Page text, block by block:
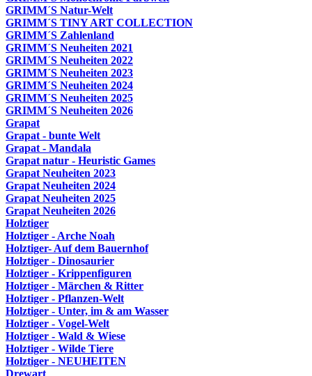
GRIMM´S Natur-Welt
GRIMM´S TINY ART COLLECTION
GRIMM´S Zahlenland
GRIMM´S Neuheiten 2021
GRIMM´S Neuheiten 2022
GRIMM´S Neuheiten 2023
GRIMM´S Neuheiten 2024
GRIMM´S Neuheiten 2025
GRIMM´S Neuheiten 2026
Grapat
Grapat - bunte Welt
Grapat - Mandala
Grapat natur - Heuristic Games
Grapat Neuheiten 2023
Grapat Neuheiten 2024
Grapat Neuheiten 2025
Grapat Neuheiten 2026
Holztiger
Holztiger - Arche Noah
Holztiger- Auf dem Bauernhof
Holztiger - Dinosaurier
Holztiger - Krippenfiguren
Holztiger - Märchen & Ritter
Holztiger - Pflanzen-Welt
Holztiger - Unter, im & am Wasser
Holztiger - Vogel-Welt
Holztiger - Wald & Wiese
Holztiger - Wilde Tiere
Holztiger - NEUHEITEN
Drewart